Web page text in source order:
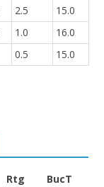
2.5
15.0
1.0
16.0
0.5 15.0
Rtg
BucT